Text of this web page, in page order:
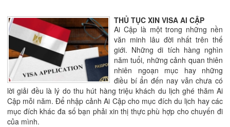
THỦ TỤC XIN VISA AI CẬP
Ai Cập là một trong những nền
văn minh lâu đời nhất trên thế
giới. Những di tích hàng nghìn
năm tuổi, những cảnh quan thiên
nhiên ngoạn mục hay những
điều bí ẩn đến nay vẫn chưa có
lời giải đều là lý do thu hút hàng triệu khách du lịch ghé thăm Ai
Cập mỗi năm. Để nhập cảnh Ai Cập cho mục đích du lịch hay các
mục đích khác đa số bạn phải xin thị thực phù hợp cho chuyến đi
của mình.